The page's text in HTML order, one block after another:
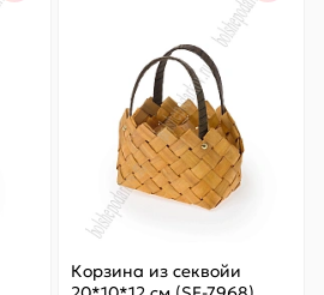
Корзина из секвойи